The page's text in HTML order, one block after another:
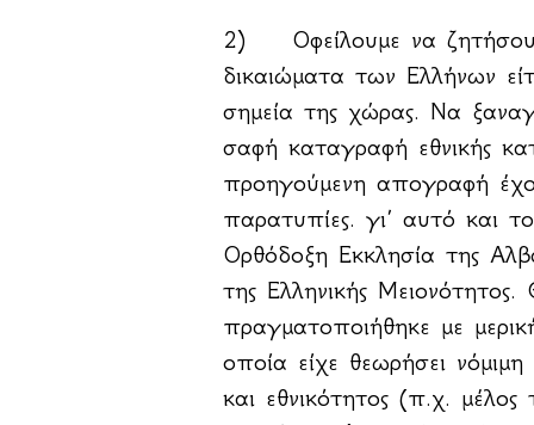
2) Οφείλουμε να
δικαιώματα των Ελλήνων
σημεία της χώρας. Να
σαφή καταγραφή εθνικής
προηγούμενη απογραφή
παρατυπίες. γι’ αυτό και
Ορθόδοξη Εκκλησία της
της Ελληνικής
πραγματοποιήθηκε με
οποία είχε θεωρήσει
και εθνικότητος (π.χ.